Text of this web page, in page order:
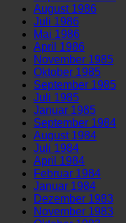
August 1986
Juli 1986
Mai 1986
April 1986
November 1985
Oktober 1985
September 1985
Juli 1985
Januar 1985
September 1984
August 1984
Juli 1984
April 1984
Februar 1984
Januar 1984
Dezember 1983
November 1983